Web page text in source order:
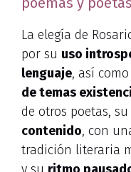
La elegía de
por su uso
lenguaje, así
de temas
de otros poetas,
contenido, con
tradición literaria